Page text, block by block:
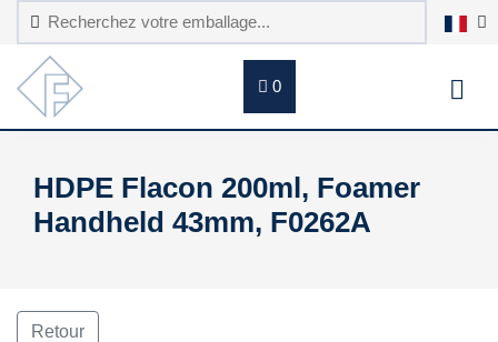
0
HDPE Flacon 200ml, Foamer
Handheld 43mm, F0262A
Retour